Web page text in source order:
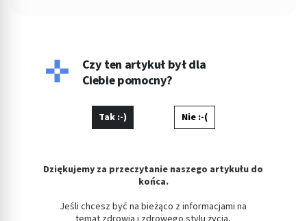
Czy ten artykuł był dla
Ciebie pomocny?
Tak :-) Nie :-(
Dziękujemy za przeczytanie naszego artykułu do
końca.
Jeśli chcesz być na bieżąco z informacjami na